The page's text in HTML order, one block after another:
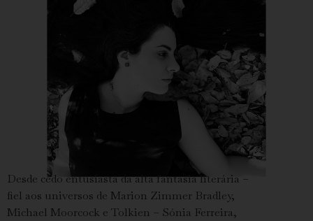
Desde cedo entusiasta da alta fantasia literária –
fiel aos universos de Marion Zimmer Bradley,
Michael Moorcock e Tolkien – Sónia Ferreira,